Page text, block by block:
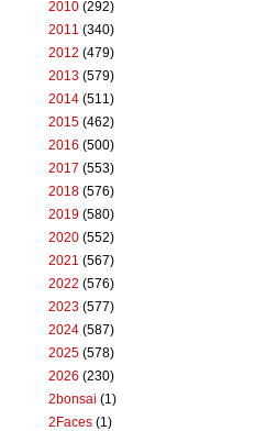
2010 (292)
2011 (340)
2012 (479)
2013 (579)
2014 (511)
2015 (462)
2016 (500)
2017 (553)
2018 (576)
2019 (580)
2020 (552)
2021 (567)
2022 (576)
2023 (577)
2024 (587)
2025 (578)
2026 (230)
2bonsai (1)
2Faces (1)